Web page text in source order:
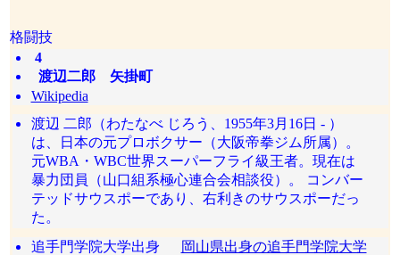
格闘技
4
渡辺二郎 矢掛町
Wikipedia
渡辺 二郎（わたなべ じろう、1955年3月16日 - ）
は、日本の元プロボクサー（大阪帝拳ジム所属）。
元WBA・WBC世界スーパーフライ級王者。現在は
暴力団員（山口組系極心連合会相談役）。 コンバー
テッドサウスポーであり、右利きのサウスポーだっ
た。
追手門学院大学出身
岡山県出身の追手門学院大学